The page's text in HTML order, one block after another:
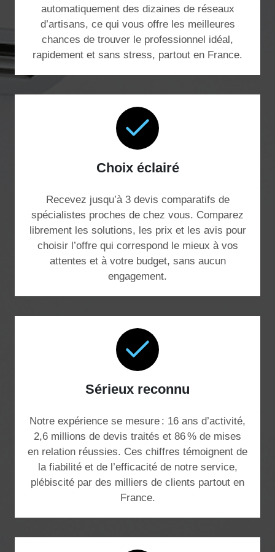
automatiquement des dizaines de réseaux
d’artisans, ce qui vous offre les meilleures
chances de trouver le professionnel idéal,
rapidement et sans stress, partout en France.
Choix éclairé
Recevez jusqu’à 3 devis comparatifs de
spécialistes proches de chez vous. Comparez
librement les solutions, les prix et les avis pour
choisir l’offre qui correspond le mieux à vos
attentes et à votre budget, sans aucun
engagement.
Sérieux reconnu
Notre expérience se mesure : 16 ans d’activité,
2,6 millions de devis traités et 86 % de mises
en relation réussies. Ces chiffres témoignent de
la fiabilité et de l’efficacité de notre service,
plébiscité par des milliers de clients partout en
France.